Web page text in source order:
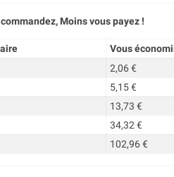
Moins vous payez !
Vous
2,06 €
5,15 €
13,73 €
34,32 €
102,96 €